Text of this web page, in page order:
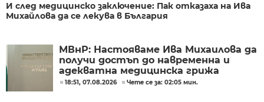
И след медицинско заключение: Пак отказаха на Ива
Михайлова да се лекува в България
МВнР: Настояваме Ива Михаилова да
получи достъп до навременна и
адекватна медицинска грижа
18:51, 07.08.2026 Чете се за: 02:05 мин.